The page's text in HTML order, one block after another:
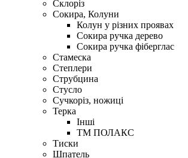
Склоріз
Сокира, Колуни
Колун у різних проявах
Сокира ручка дерево
Сокира ручка фіберглас
Стамеска
Степлери
Струбцина
Стусло
Сучкоріз, ножиці
Терка
Інші
ТМ ПОЛАКС
Тиски
Шпатель